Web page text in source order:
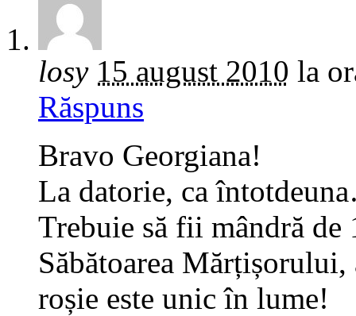
losy 15 august 2010 la
Răspuns
Bravo Georgiana!
La datorie, ca
Trebuie să fii mândră
Săbătoarea
roșie este unic în lume!